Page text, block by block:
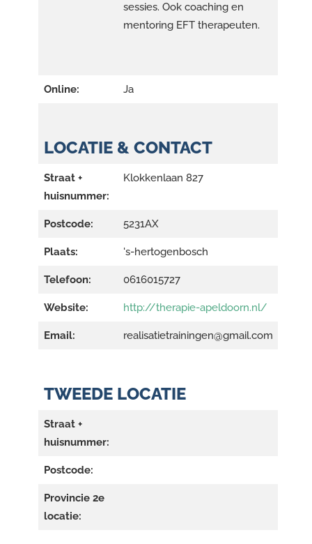
sessies. Ook coaching en
mentoring EFT therapeuten.
Online: Ja
LOCATIE & CONTACT
Straat +
huisnummer:
Klokkenlaan 827
Postcode: 5231AX
Plaats: 's-hertogenbosch
Telefoon: 0616015727
Website: http://therapie-apeldoorn.nl/
Email: realisatietrainingen@gmail.com
TWEEDE LOCATIE
Straat +
huisnummer:
Postcode:
Provincie 2e
locatie: